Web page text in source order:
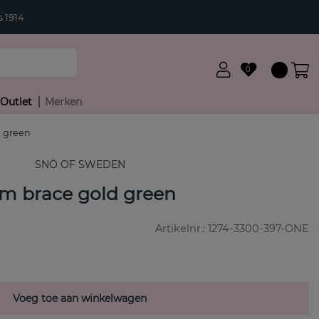
0
Outlet Merken
green
SNÖ OF SWEDEN
brace gold green
Artikelnr.: 1274-3300-397-ONE
Voeg toe aan winkelwagen